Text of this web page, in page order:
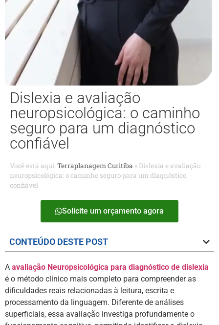
Dislexia e avaliação
neuropsicológica: o caminho
seguro para um diagnóstico
confiável
Você está aqui: Terraplanagem Curitiba » Dislexia e avaliação
neuropsicológica: o caminho seguro para um diagnóstico
confiável
Solicite um orçamento agora
CONTEÚDO DESTE POST
A avaliação Neuropsicológica para diagnóstico de dislexia
é o método clínico mais completo para compreender as
dificuldades reais relacionadas à leitura, escrita e
processamento da linguagem. Diferente de análises
superficiais, essa avaliação investiga profundamente o